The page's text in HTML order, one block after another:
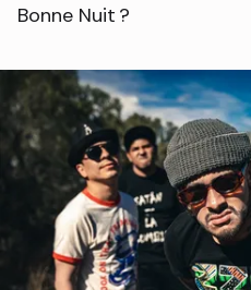
Bonne Nuit ?